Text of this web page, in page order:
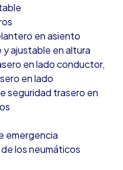
en asiento
ajustable en altura
en lado conductor,
en lado
seguridad trasero en
emergencia
los neumáticos